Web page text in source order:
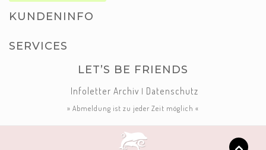
KUNDENINFO
SERVICES
LET’S BE FRIENDS
Infoletter Archiv | Datenschutz
» Abmeldung ist zu jeder Zeit möglich «